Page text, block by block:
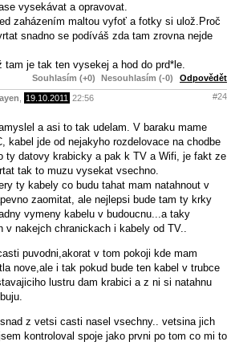
vysekávat a opravovat.
zaházením maltou vyfoť a fotky si ulož.Proč
snadno se podíváš zda tam zrovna nejde
tam je tak ten vysekej a hod do prd*le.
Souhlasím (+0) Nesouhlasím (-0) Odpovědět
19.10.2011 22:56 #24
a asi to tak udelam. V baraku mame
kabel jde od nejakyho rozdelovace na chodbe
ty datovy krabicky a pak k TV a Wifi, je fakt ze
tak to muzu vysekat vsechno.
ty kabely co budu tahat mam natahnout v
zaomitat, ale nejlepsi bude tam ty krky
vymeny kabelu v budoucnu...a taky
v nakejch chranickach i kabely od TV..
puvodni,akorat v tom pokoji kde mam
nove,ale i tak pokud bude ten kabel v trubce
lustru dam krabici a z ni si natahnu
z vetsi casti nasel vsechny.. vetsina jich
kontroloval spoje jako prvni po tom co mi to